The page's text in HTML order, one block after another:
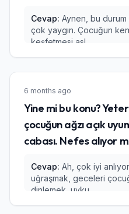
Cevap: Aynen, bu
çok yaygın. Çocuğun
keşfetmesi asl...
6 months ago
Yine mi bu konu?
çocuğun ağzı açık
cabası. Nefes alıyor
Cevap: Ah, çok iyi
uğraşmak, geceleri
dinlemek, uyku...